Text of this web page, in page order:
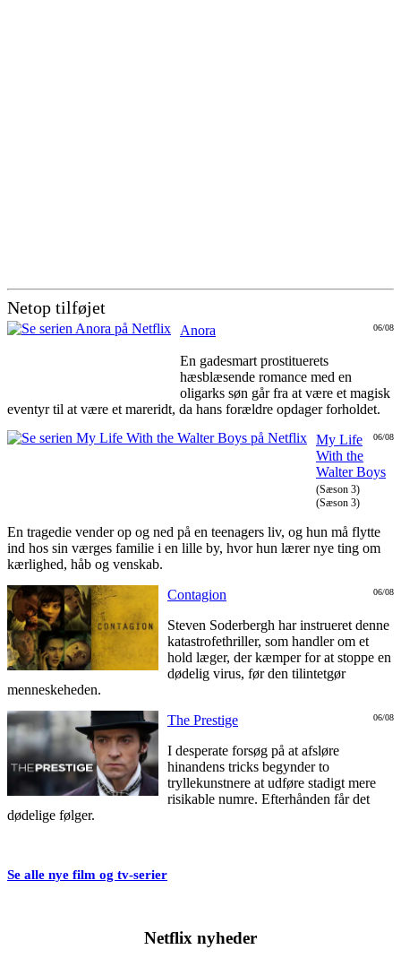
Netop tilføjet
06/08
Anora
En gadesmart prostituerets
hæsblæsende romance med en
oligarks søn går fra at være et magisk
eventyr til at være et mareridt, da hans forældre opdager forholdet.
06/08
My Life
With the
Walter Boys
(Sæson 3)
(Sæson 3)
En tragedie vender op og ned på en teenagers liv, og hun må flytte
ind hos sin værges familie i en lille by, hvor hun lærer nye ting om
kærlighed, håb og venskab.
06/08
Contagion
Steven Soderbergh har instrueret denne
katastrofethriller, som handler om et
hold læger, der kæmper for at stoppe en
dødelig virus, før den tilintetgør
menneskeheden.
06/08
The Prestige
I desperate forsøg på at afsløre
hinandens tricks begynder to
tryllekunstnere at udføre stadigt mere
risikable numre. Efterhånden får det
dødelige følger.
Se alle nye film og tv-serier
Netflix nyheder